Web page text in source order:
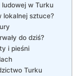
w Turku
lokalnej sztuce?
do dziś?
i pieśni
Turku